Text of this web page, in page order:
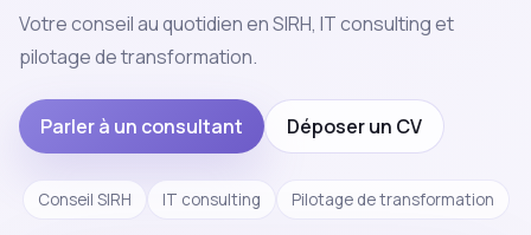
Votre conseil au quotidien en SIRH, IT consulting et
pilotage de transformation.
Parler à un consultant Déposer un CV
Conseil SIRH IT consulting Pilotage de transformation